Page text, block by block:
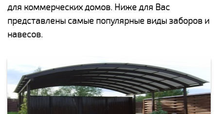
для коммерческих домов. Ниже для Вас
представлены самые популярные виды заборов и
навесов.